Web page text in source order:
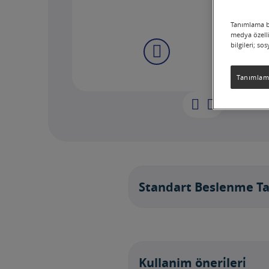
Standart Beslenme
Kullanim öneri̇leri̇
Tanımlama
medya
bilgileri;